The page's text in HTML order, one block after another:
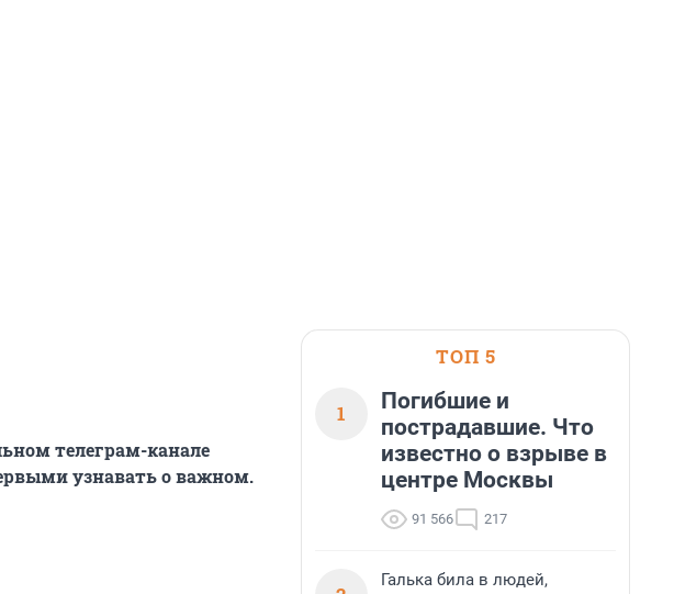
телеграм-канале
узнавать о важном.
ТОП 5
1
Погибшие и
пострадавшие. Что
известно о взрыве в
центре Москвы
91 566 217
Галька била в людей,